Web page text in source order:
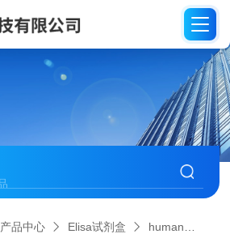
产品中心 Elisa试剂盒 human